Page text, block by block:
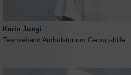
Karin Jungi
Teamleiterin Ambulatorium Geburtshilfe